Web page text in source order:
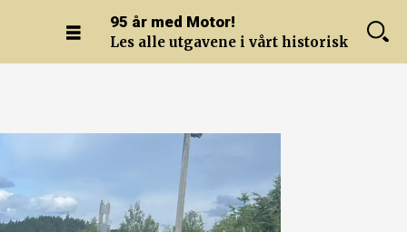
95 år med Motor!
Les alle utgavene i vårt historiske arkiv.